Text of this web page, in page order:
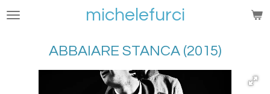
Vai
principale
michelefurci
ABBAIARE STANCA (2015)